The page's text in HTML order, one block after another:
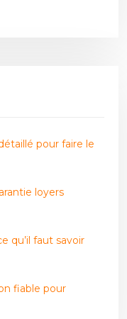
pour faire le
loyers
qu’il faut savoir
fiable pour